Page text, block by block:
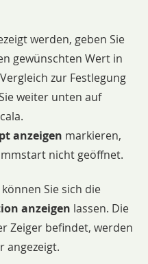
werden, geben Sie
gewünschten Wert in
zur Festlegung
weiter unten auf
anzeigen markieren,
nicht geöffnet.
Sie sich die
anzeigen lassen. Die
Zeiger befindet, werden
angezeigt.